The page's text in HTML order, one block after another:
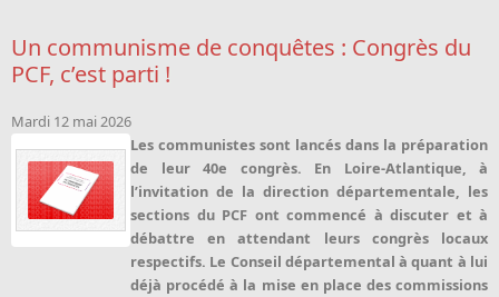
Un communisme de conquêtes : Congrès du
PCF, c’est parti !
Mardi 12 mai 2026
Les communistes sont lancés dans la préparation
de leur 40e congrès. En Loire-Atlantique, à
l’invitation de la direction départementale, les
sections du PCF ont commencé à discuter et à
débattre en attendant leurs congrès locaux
respectifs. Le Conseil départemental à quant à lui
déjà procédé à la mise en place des commissions